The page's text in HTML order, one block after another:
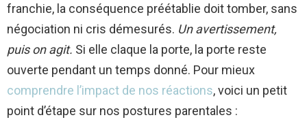
franchie, la conséquence préétablie doit tomber, sans
négociation ni cris démesurés. Un avertissement,
puis on agit. Si elle claque la porte, la porte reste
ouverte pendant un temps donné. Pour mieux
comprendre l’impact de nos réactions, voici un petit
point d’étape sur nos postures parentales :